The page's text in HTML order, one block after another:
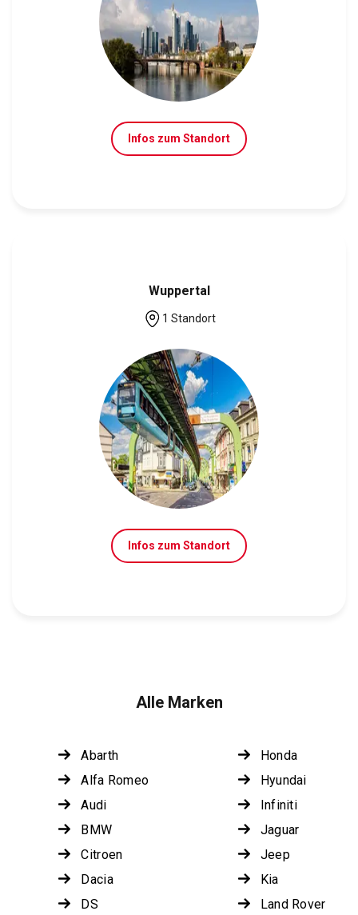
Infos zum Standort
Wuppertal
1 Standort
Infos zum Standort
Alle Marken
Abarth
Alfa Romeo
Audi
BMW
Citroen
Dacia
DS
Honda
Hyundai
Infiniti
Jaguar
Jeep
Kia
Land Rover